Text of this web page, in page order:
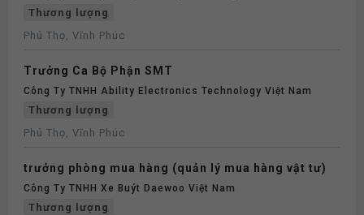
Thương lượng
Phú Thọ, Vĩnh Phúc
Trưởng Ca Bộ Phận SMT
Công Ty TNHH Ability Electronics Technology Việt Nam
Thương lượng
Phú Thọ, Vĩnh Phúc
trưởng phòng mua hàng (quản lý mua hàng vật tư)
Công Ty TNHH Xe Buýt Daewoo Việt Nam
Thương lượng